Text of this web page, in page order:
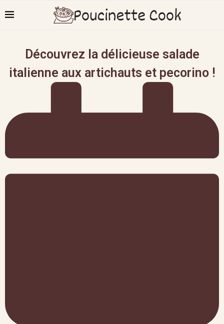
Découvrez la délicieuse salade
italienne aux artichauts et pecorino !